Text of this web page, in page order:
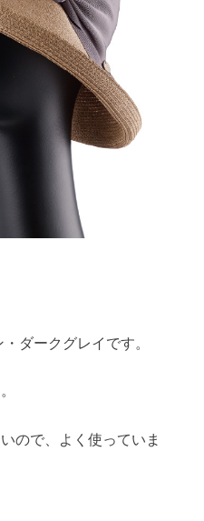
ダークグレイです。
ので、よく使っていま